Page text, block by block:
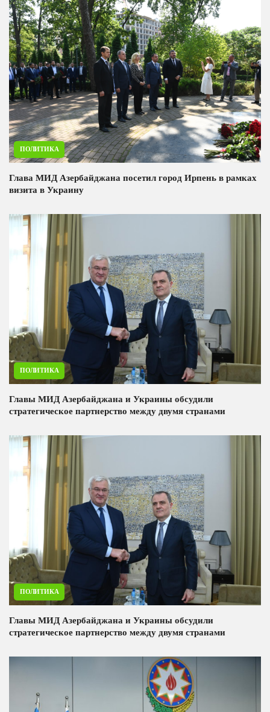
ПОЛИТИКА
Глава МИД Азербайджана посетил город Ирпень в рамках
визита в Украину
ПОЛИТИКА
Главы МИД Азербайджана и Украины обсудили
стратегическое партнерство между двумя странами
ПОЛИТИКА
Главы МИД Азербайджана и Украины обсудили
стратегическое партнерство между двумя странами